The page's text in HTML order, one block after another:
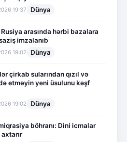
19:37 Dünya
arasında hərbi bazalara
imzalanıb
19:02 Dünya
çirkab sularından qızıl və
etməyin yeni üsulunu kəşf
19:02 Dünya
böhranı: Dini icmalar
axtarır